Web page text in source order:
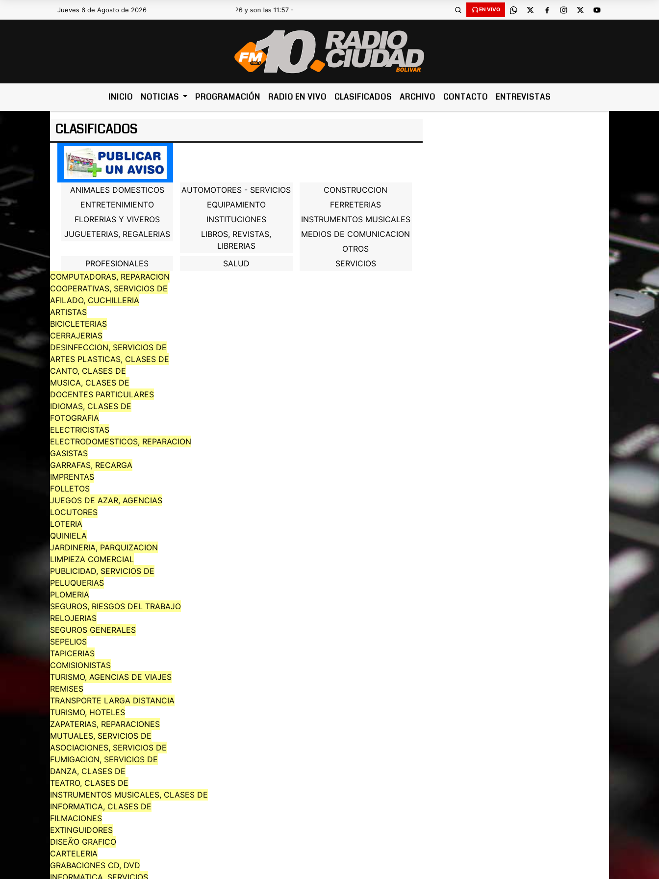
Jueves 6 de Agosto de 2026Hoy es Jueves 6 de Agosto de 2026 y son las 11:57 - EN VIVO
INICIO NOTICIAS PROGRAMACIÓN RADIO EN VIVO CLASIFICADOS ARCHIVO CONTACTO ENTREVISTAS
CLASIFICADOS
ANIMALES DOMESTICOS AUTOMOTORES - SERVICIOS
CONSTRUCCION
ENTRETENIMIENTO
EQUIPAMIENTO
FERRETERIAS
FLORERIAS Y VIVEROS
INSTITUCIONES
INSTRUMENTOS MUSICALES
JUGUETERIAS, REGALERIAS
LIBROS, REVISTAS,
LIBRERIAS
MEDIOS DE COMUNICACION
OTROS
PROFESIONALES
SALUD
SERVICIOS
COMPUTADORAS, REPARACION
COOPERATIVAS, SERVICIOS DE
AFILADO, CUCHILLERIA
ARTISTAS
BICICLETERIAS
CERRAJERIAS
DESINFECCION, SERVICIOS DE
ARTES PLASTICAS, CLASES DE
CANTO, CLASES DE
MUSICA, CLASES DE
DOCENTES PARTICULARES
IDIOMAS, CLASES DE
FOTOGRAFIA
ELECTRICISTAS
ELECTRODOMESTICOS, REPARACION
GASISTAS
GARRAFAS, RECARGA
IMPRENTAS
FOLLETOS
JUEGOS DE AZAR, AGENCIAS
LOCUTORES
LOTERIA
QUINIELA
JARDINERIA, PARQUIZACION
LIMPIEZA COMERCIAL
PUBLICIDAD, SERVICIOS DE
PELUQUERIAS
PLOMERIA
SEGUROS, RIESGOS DEL TRABAJO
RELOJERIAS
SEGUROS GENERALES
SEPELIOS
TAPICERIAS
COMISIONISTAS
TURISMO, AGENCIAS DE VIAJES
REMISES
TRANSPORTE LARGA DISTANCIA
TURISMO, HOTELES
ZAPATERIAS, REPARACIONES
MUTUALES, SERVICIOS DE
ASOCIACIONES, SERVICIOS DE
FUMIGACION, SERVICIOS DE
DANZA, CLASES DE
TEATRO, CLASES DE
INSTRUMENTOS MUSICALES, CLASES DE
INFORMATICA, CLASES DE
FILMACIONES
EXTINGUIDORES
DISEÃ‘O GRAFICO
CARTELERIA
GRABACIONES CD, DVD
INFORMATICA, SERVICIOS